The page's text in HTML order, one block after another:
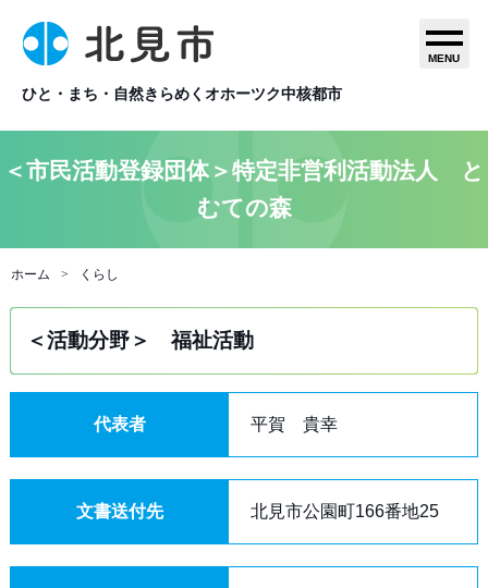
ひと・まち・自然きらめくオホーツク中核都市
MENU
＜市民活動登録団体＞特定非営利活動法人 と
むての森
ホーム くらし
＜活動分野＞ 福祉活動
代表者 平賀 貴幸
文書送付先 北見市公園町166番地25